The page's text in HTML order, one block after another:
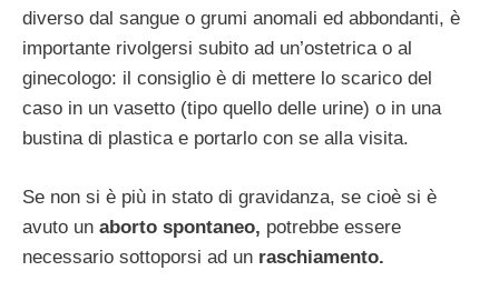
diverso dal sangue o grumi anomali ed abbondanti, è
importante rivolgersi subito ad un’ostetrica o al
ginecologo: il consiglio è di mettere lo scarico del
caso in un vasetto (tipo quello delle urine) o in una
bustina di plastica e portarlo con se alla visita.
Se non si è più in stato di gravidanza, se cioè si è
avuto un aborto spontaneo, potrebbe essere
necessario sottoporsi ad un raschiamento.